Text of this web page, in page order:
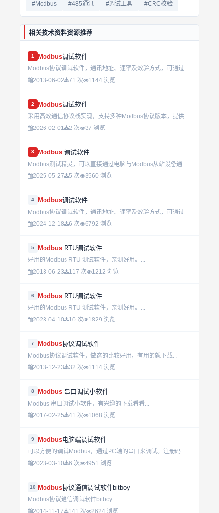
#Modbus #485通讯 #调试工具 #CRC校验
相关技术资料资源推荐
1 Modbus调试软件
Modbus协议调试软件，通讯地址、速率及效验方式，可通过软件修改产品参数。...
2013-06-02
71 次 1144 浏览
2 Modbus调试软件
采用高效通信协议栈实现，支持多种Modbus协议版本，提供可视化数据交互界面，便于现场调试人员快速定位通讯异常与验证设备状态。...
2026-02-01
2 次 37 浏览
3 Modbus 调试软件
Modbus测试精灵，可以直接通过电脑与Modbus从站设备通讯，可以方便的测试Modbus从站设备的信息...
2025-05-27
5 次 3560 浏览
4 Modbus调试软件
Modbus协议调试软件，通讯地址、速率及效验方式，可通过软件修改产品参数。...
2024-12-18
6 次 6792 浏览
5 Modbus RTU调试软件
好用的Modbus RTU 测试软件，亲测好用。...
2013-06-23
117 次 1212 浏览
6 Modbus RTU调试软件
好用的Modbus RTU 测试软件，亲测好用。...
2023-04-10
10 次 1829 浏览
7 Modbus协议调试软件
Modbus协议调试软件，做这的比较好用，有用的就下载...
2013-12-23
32 次 1114 浏览
8 Modbus 串口调试小软件
Modbus 串口调试小软件，有兴趣的下载看看...
2017-02-25
41 次 1068 浏览
9 Modbus电脑端调试软件
可以方便的调试Modbus，通过PC端的串口来调试。注册码本人都试过，很好用，Modbus Poll很强大，很好用。 我找了好久才找到~~~~...
2023-03-10
6 次 4951 浏览
10 Modbus协议通信调试软件bitboy
Modbus协议通信调试软件bitboy...
2014-11-17
141 次 2624 浏览